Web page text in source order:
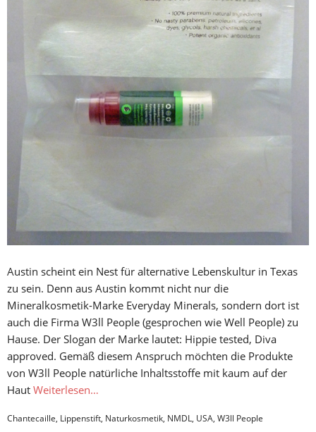
Austin scheint ein Nest für alternative Lebenskultur in Texas
zu sein. Denn aus Austin kommt nicht nur die
Mineralkosmetik-Marke Everyday Minerals, sondern dort ist
auch die Firma W3ll People (gesprochen wie Well People) zu
Hause. Der Slogan der Marke lautet: Hippie tested, Diva
approved. Gemäß diesem Anspruch möchten die Produkte
von W3ll People natürliche Inhaltsstoffe mit kaum auf der
Haut Weiterlesen…
Chantecaille, Lippenstift, Naturkosmetik, NMDL, USA, W3ll People